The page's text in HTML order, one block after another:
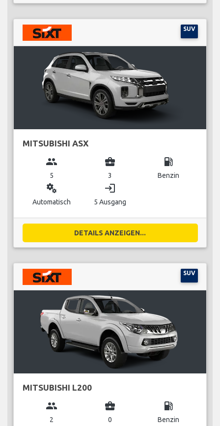
SUV
MITSUBISHI ASX
group
5
business_center
3
local_gas_station
Benzin
miscellaneous_services
Automatisch
login
5 Ausgang
DETAILS ANZEIGEN...
SUV
MITSUBISHI L200
group
2
business_center
0
local_gas_station
Benzin